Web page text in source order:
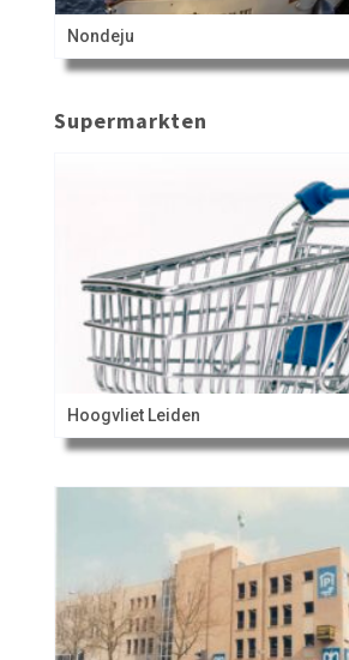
Nondeju
Supermarkten
Hoogvliet Leiden